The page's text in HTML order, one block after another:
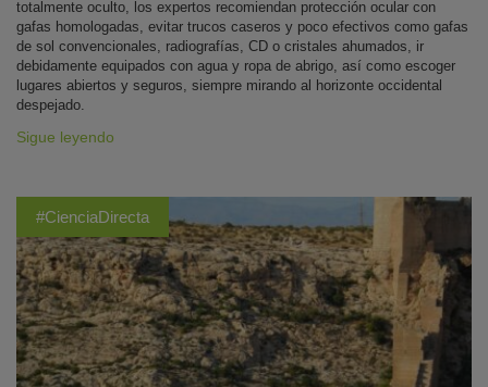
totalmente oculto, los expertos recomiendan protección ocular con
gafas homologadas, evitar trucos caseros y poco efectivos como gafas
de sol convencionales, radiografías, CD o cristales ahumados, ir
debidamente equipados con agua y ropa de abrigo, así como escoger
lugares abiertos y seguros, siempre mirando al horizonte occidental
despejado.
Sigue leyendo
#CienciaDirecta